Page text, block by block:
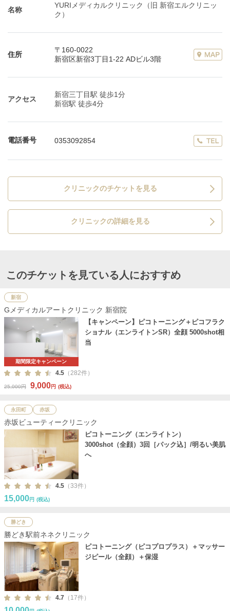
名称
YURIメディカルクリニック（旧 新宿エルクリニッ
ク）
住所
〒160-0022
新宿区新宿3丁目1-22 ADビル3階
アクセス
新宿三丁目駅 徒歩1分
新宿駅 徒歩4分
電話番号 0353092854
クリニックのチケットを見る
クリニックの詳細を見る
このチケットを見ている人におすすめ
新宿
Gメディカルアートクリニック 新宿院
期間限定キャンペーン
【キャンペーン】ピコトーニング＋ピコフラク
ショナル（エンライトンSR）全顔 5000shot相
当
4.5 （282件）
25,000円 9,000円 (税込)
永田町 赤坂
赤坂ビューティークリニック
ピコトーニング（エンライトン）
3000shot（全顔）3回［パック込］/明るい美肌
へ
4.5 （33件）
15,000円 (税込)
勝どき
勝どき駅前ネネクリニック
ピコトーニング（ピコプロプラス）＋マッサー
ジピール（全顔）＋保湿
4.7 （17件）